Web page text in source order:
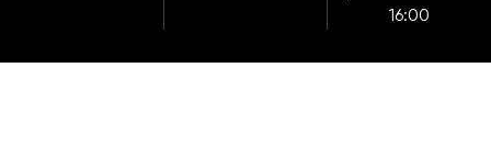
16:00